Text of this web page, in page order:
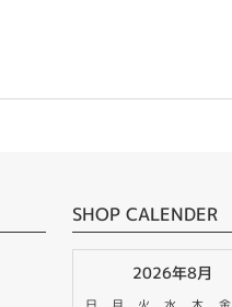
SHOP CALENDER
2026年8月